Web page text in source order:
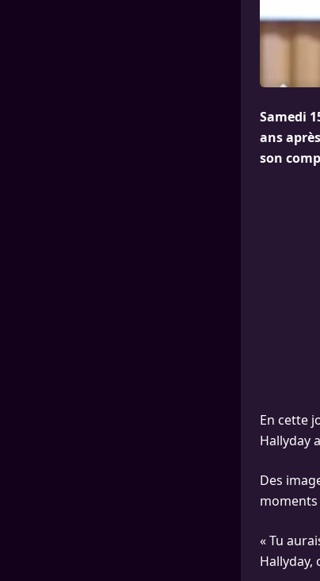
Samedi
ans
son
En cette
Hallyday
Des
moments
« Tu
Hallyday,